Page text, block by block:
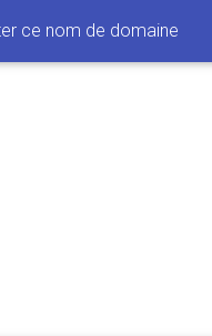
ce nom de domaine